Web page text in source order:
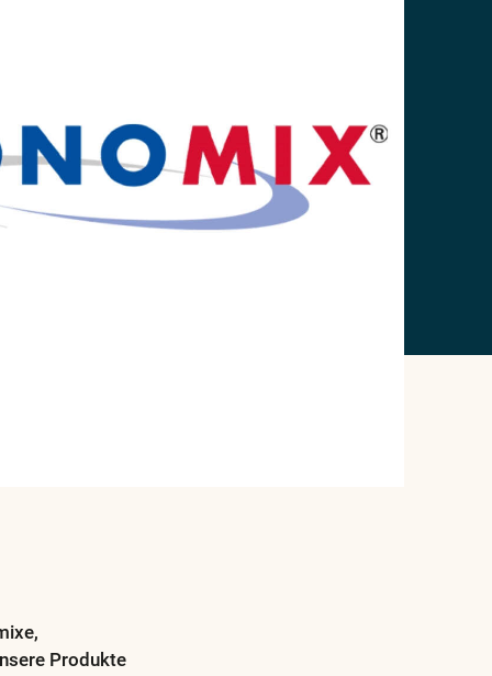
Produkte